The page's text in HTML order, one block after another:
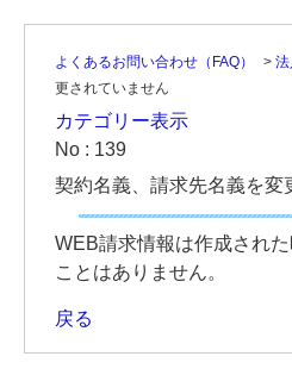
よくあるお問い合わせ（FAQ） >
更されていません
カテゴリー表示
No : 139
契約名義、請求先名義を
WEB請求情報は作成され
ことはありません。
戻る